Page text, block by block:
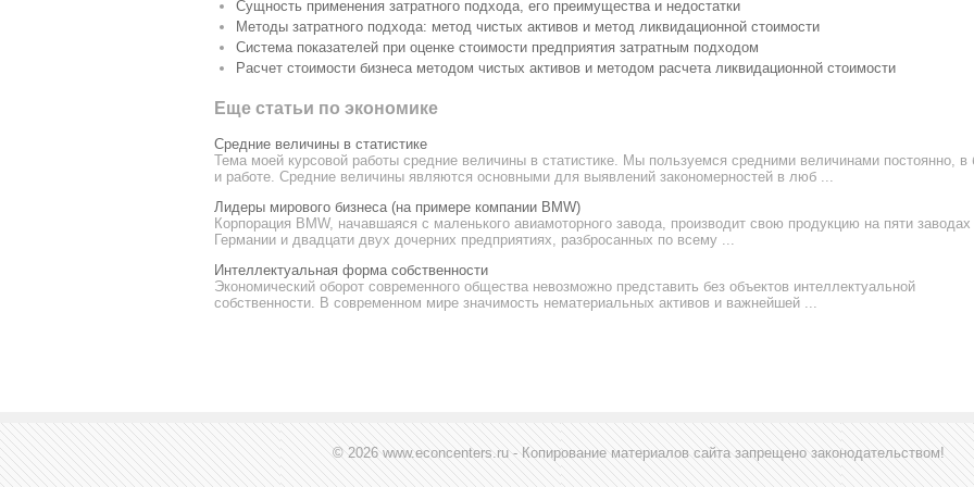
Сущность применения затратного подхода, его преимущества и недостатки
Методы затратного подхода: метод чистых активов и метод ликвидационной стоимости
Система показателей при оценке стоимости предприятия затратным подходом
Расчет стоимости бизнеса методом чистых активов и методом расчета ликвидационной стоимости
Еще статьи по экономике
Средние величины в статистике
Тема моей курсовой работы средние величины в статистике. Мы пользуемся средними величинами постоянно, в
и работе. Средние величины являются основными для выявлений закономерностей в люб ...
Лидеры мирового бизнеса (на примере компании BMW)
Корпорация BMW, начавшаяся с маленького авиамоторного завода, производит свою продукцию на пяти заводах
Германии и двадцати двух дочерних предприятиях, разбросанных по всему ...
Интеллектуальная форма собственности
Экономический оборот современного общества невозможно представить без объектов интеллектуальной
собственности. В современном мире значимость нематериальных активов и важнейшей ...
© 2026 www.econcenters.ru - Копирование материалов сайта запрещено законодательством!